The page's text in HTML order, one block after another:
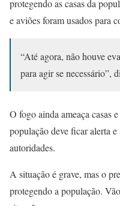
protegendo as casas da
e aviões foram usados para
“Até agora, não houve
para agir se necessário”,
O fogo ainda ameaça casas
população deve ficar alerta
autoridades.
A situação é grave, mas o
protegendo a população.